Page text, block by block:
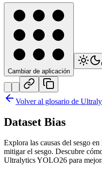
Cambiar de aplicación
Volver al glosario de
Dataset Bias
Explora las causas del sesgo
mitigar el sesgo. Descubre
Ultralytics YOLO26 para